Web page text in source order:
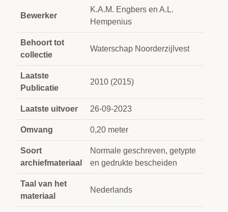
Bewerker
K.A.M. Engbers en A.L.
Hempenius
Behoort tot
collectie
Waterschap Noorderzijlvest
Laatste
Publicatie
2010 (2015)
Laatste uitvoer 26-09-2023
Omvang 0,20 meter
Soort
archiefmateriaal
Normale geschreven, getypte
en gedrukte bescheiden
Taal van het
materiaal
Nederlands